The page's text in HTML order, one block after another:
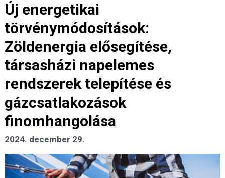
Új energetikai
törvénymódosítások:
Zöldenergia elősegítése,
társasházi napelemes
rendszerek telepítése és
gázcsatlakozások
finomhangolása
2024. december 29.